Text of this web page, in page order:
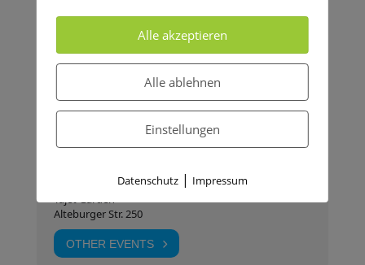
30. Oktober 202417:30-18:30 (GMT+00:00)
Tajet Garden
Alteburger Str. 250
OTHER EVENTS
Alle akzeptieren
Alle ablehnen
Einstellungen
Datenschutz| Impressum